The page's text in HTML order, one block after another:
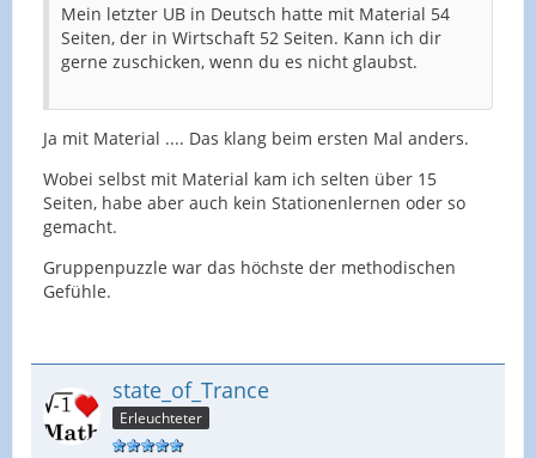
Mein letzter UB in Deutsch hatte mit Material 54
Seiten, der in Wirtschaft 52 Seiten. Kann ich dir
gerne zuschicken, wenn du es nicht glaubst.
Ja mit Material .... Das klang beim ersten Mal anders.
Wobei selbst mit Material kam ich selten über 15
Seiten, habe aber auch kein Stationenlernen oder so
gemacht.
Gruppenpuzzle war das höchste der methodischen
Gefühle.
state_of_Trance
Erleuchteter